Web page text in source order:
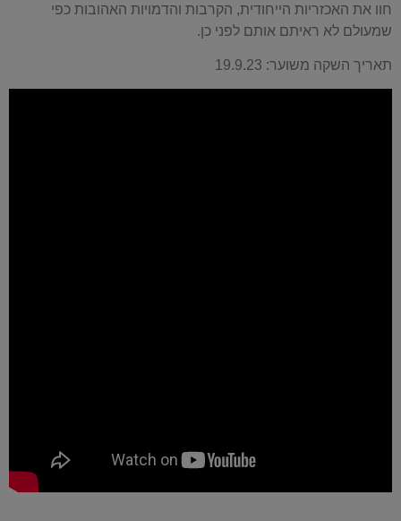
חוו את האכזריות הייחודית, הקרבות והדמויות האהובות כפי
שמעולם לא ראיתם אותם לפני כן.
תאריך השקה משוער: 19.9.23